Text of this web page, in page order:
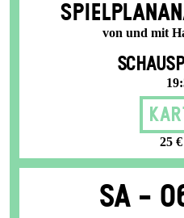
von und mit
25
Sa -